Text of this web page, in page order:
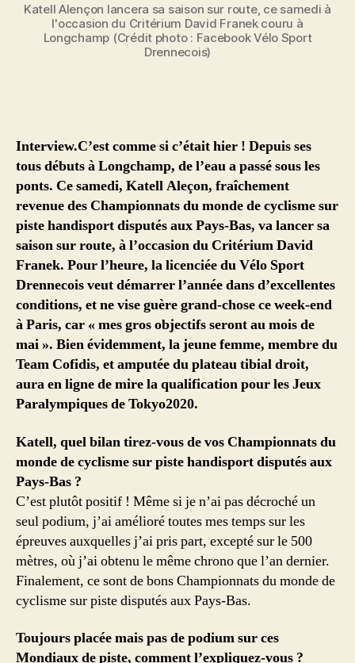
Katell Alençon lancera sa saison sur route, ce samedi à
l'occasion du Critérium David Franek couru à
Longchamp (Crédit photo : Facebook Vélo Sport
Drennecois)
Interview.C’est comme si c’était hier ! Depuis ses
tous débuts à Longchamp, de l’eau a passé sous les
ponts. Ce samedi, Katell Aleçon, fraîchement
revenue des Championnats du monde de cyclisme sur
piste handisport disputés aux Pays-Bas, va lancer sa
saison sur route, à l’occasion du Critérium David
Franek. Pour l’heure, la licenciée du Vélo Sport
Drennecois veut démarrer l’année dans d’excellentes
conditions, et ne vise guère grand-chose ce week-end
à Paris, car « mes gros objectifs seront au mois de
mai ». Bien évidemment, la jeune femme, membre du
Team Cofidis, et amputée du plateau tibial droit,
aura en ligne de mire la qualification pour les Jeux
Paralympiques de Tokyo2020.
Katell, quel bilan tirez-vous de vos Championnats du
monde de cyclisme sur piste handisport disputés aux
Pays-Bas ?
C’est plutôt positif ! Même si je n’ai pas décroché un
seul podium, j’ai amélioré toutes mes temps sur les
épreuves auxquelles j’ai pris part, excepté sur le 500
mètres, où j’ai obtenu le même chrono que l’an dernier.
Finalement, ce sont de bons Championnats du monde de
cyclisme sur piste disputés aux Pays-Bas.
Toujours placée mais pas de podium sur ces
Mondiaux de piste, comment l’expliquez-vous ?